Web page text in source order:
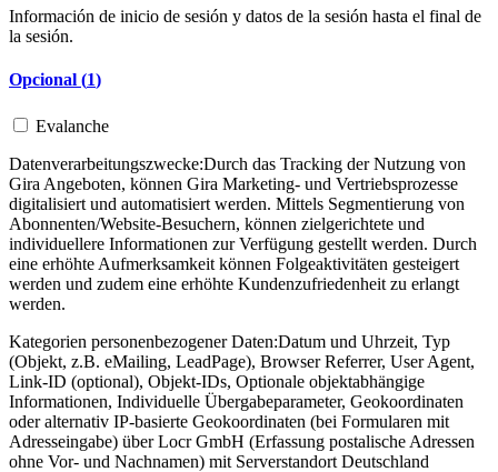
Información de inicio de sesión y datos de la sesión hasta el final de
la sesión.
Opcional (1)
Evalanche
Datenverarbeitungszwecke:Durch das Tracking der Nutzung von
Gira Angeboten, können Gira Marketing- und Vertriebsprozesse
digitalisiert und automatisiert werden. Mittels Segmentierung von
Abonnenten/Website-Besuchern, können zielgerichtete und
individuellere Informationen zur Verfügung gestellt werden. Durch
eine erhöhte Aufmerksamkeit können Folgeaktivitäten gesteigert
werden und zudem eine erhöhte Kundenzufriedenheit zu erlangt
werden.
Kategorien personenbezogener Daten:Datum und Uhrzeit, Typ
(Objekt, z.B. eMailing, LeadPage), Browser Referrer, User Agent,
Link-ID (optional), Objekt-IDs, Optionale objektabhängige
Informationen, Individuelle Übergabeparameter, Geokoordinaten
oder alternativ IP-basierte Geokoordinaten (bei Formularen mit
Adresseingabe) über Locr GmbH (Erfassung postalische Adressen
ohne Vor- und Nachnamen) mit Serverstandort Deutschland